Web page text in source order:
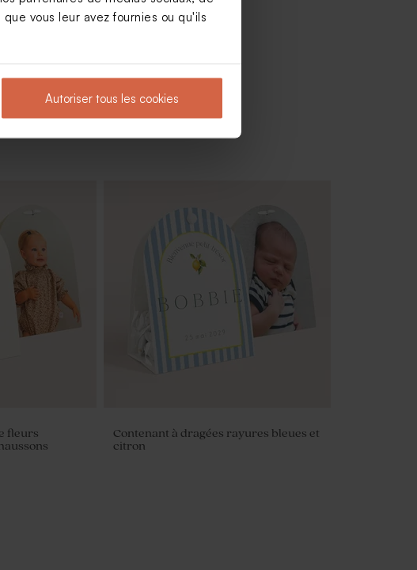
vous leur avez fournies ou qu'ils
Autoriser tous les cookies
fleurs
Contenant à dragées rayures bleues et
citron